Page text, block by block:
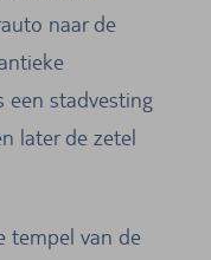
naar de
een stadvesting
later de zetel
tempel van de